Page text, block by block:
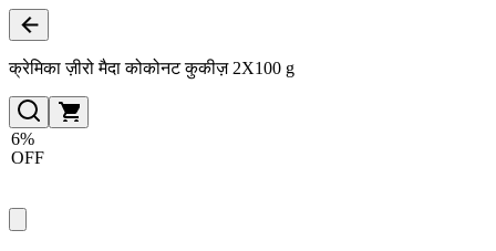
क्रेमिका ज़ीरो मैदा कोकोनट कुकीज़ 2X100 g
6%
OFF